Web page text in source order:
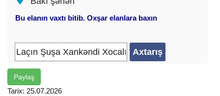
Gəziləcək yerlər:
Cəbrayıl şəhəri netiralı görülür ( yol üsdü keçilir )
Laçın dəhlizi keçilir
Laçın şəhəri
Həkəri çayı
Laçın seyrəngahı
Bu elanın vaxtı bitib. Oxşar elanlara baxın
Paylaş
Tarix: 25.07.2026